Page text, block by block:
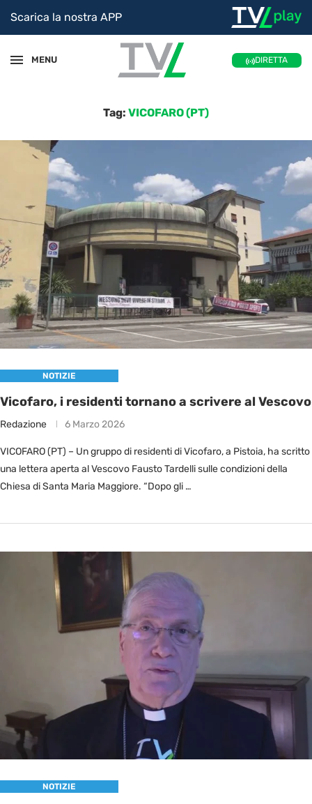
Scarica la nostra APP
MENU DIRETTA
Tag: VICOFARO (PT)
NOTIZIE
Vicofaro, i residenti tornano a scrivere al Vescovo
Redazione 6 Marzo 2026
VICOFARO (PT) – Un gruppo di residenti di Vicofaro, a Pistoia, ha scritto
una lettera aperta al Vescovo Fausto Tardelli sulle condizioni della
Chiesa di Santa Maria Maggiore. “Dopo gli …
NOTIZIE